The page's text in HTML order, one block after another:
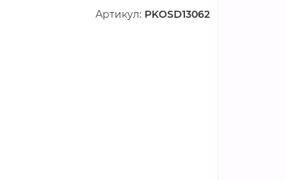
Артикул: PKOSD13062